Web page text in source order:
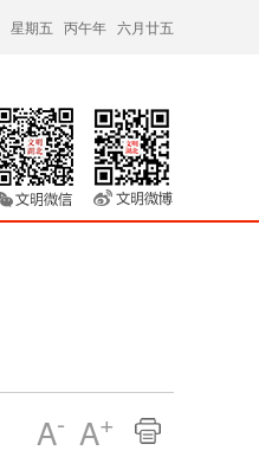
星期五 丙午年 六月廿五
A- A+